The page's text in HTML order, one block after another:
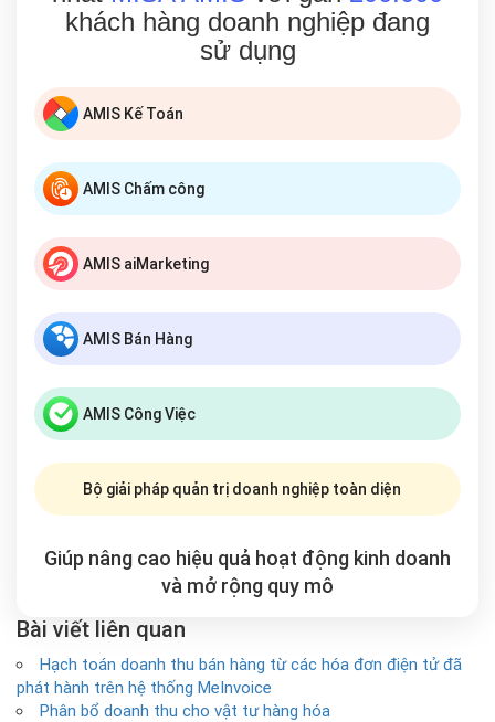
khách hàng doanh nghiệp đang
sử dụng
AMIS Kế Toán
AMIS Chấm công
AMIS aiMarketing
AMIS Bán Hàng
AMIS Công Việc
Bộ giải pháp quản trị doanh nghiệp toàn diện
Giúp nâng cao hiệu quả hoạt động kinh doanh
và mở rộng quy mô
Bài viết liên quan
Hạch toán doanh thu bán hàng từ các hóa đơn điện tử đã
phát hành trên hệ thống MeInvoice
Phân bổ doanh thu cho vật tư hàng hóa